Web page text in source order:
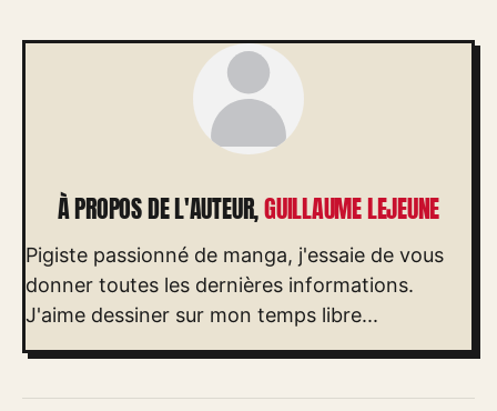
À PROPOS DE L'AUTEUR,GUILLAUME LEJEUNE
Pigiste passionné de manga, j'essaie de vous
donner toutes les dernières informations.
J'aime dessiner sur mon temps libre...